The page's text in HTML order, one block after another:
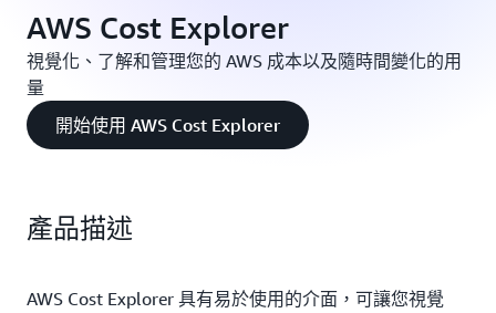
AWS Cost Explorer
視覺化、了解和管理您的 AWS 成本以及隨時間變化的用
量
開始使用 AWS Cost Explorer
產品描述
AWS Cost Explorer 具有易於使用的介面，可讓您視覺